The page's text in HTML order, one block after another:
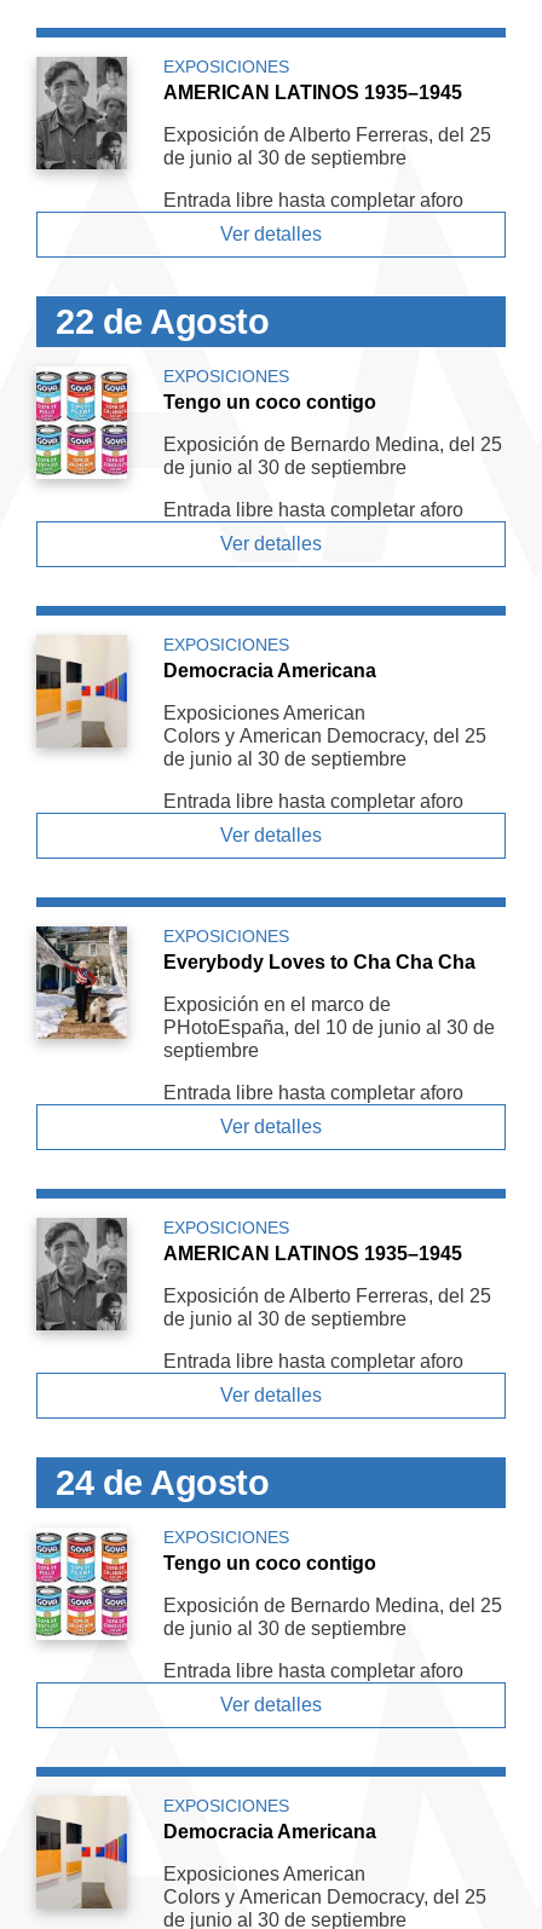
EXPOSICIONES
AMERICAN LATINOS 1935–1945
Exposición de Alberto Ferreras, del 25
de junio al 30 de septiembre
Entrada libre hasta completar aforo
Ver detalles
22 de Agosto
EXPOSICIONES
Tengo un coco contigo
Exposición de Bernardo Medina, del 25
de junio al 30 de septiembre
Entrada libre hasta completar aforo
Ver detalles
EXPOSICIONES
Democracia Americana
Exposiciones American
Colors y American De­mocracy, del 25
de junio al 30 de septiembre
Entrada libre hasta completar aforo
Ver detalles
EXPOSICIONES
Everybody Loves to Cha Cha Cha
Exposición en el marco de
PHotoEspaña, del 10 de junio al 30 de
septiembre
Entrada libre hasta completar aforo
Ver detalles
EXPOSICIONES
AMERICAN LATINOS 1935–1945
Exposición de Alberto Ferreras, del 25
de junio al 30 de septiembre
Entrada libre hasta completar aforo
Ver detalles
24 de Agosto
EXPOSICIONES
Tengo un coco contigo
Exposición de Bernardo Medina, del 25
de junio al 30 de septiembre
Entrada libre hasta completar aforo
Ver detalles
EXPOSICIONES
Democracia Americana
Exposiciones American
Colors y American De­mocracy, del 25
de junio al 30 de septiembre